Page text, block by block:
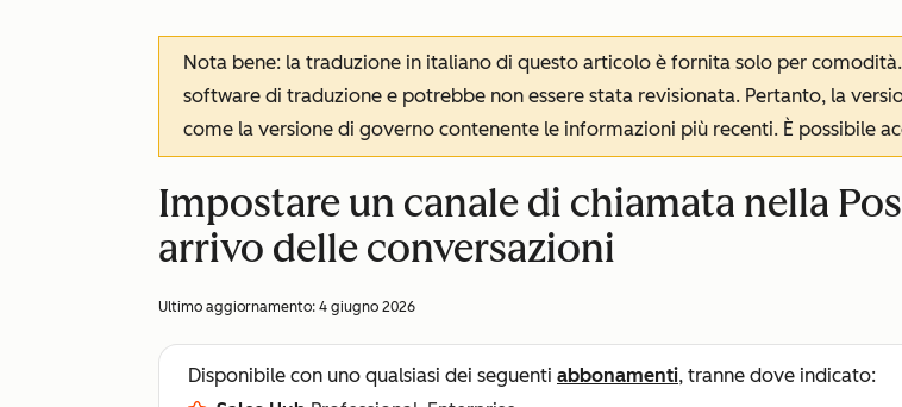
Nota bene: la traduzione in italiano di questo articolo è fornita solo per
software di traduzione e potrebbe non essere stata revisionata. Pertanto, la
come la versione di governo contenente le informazioni più recenti. È possibile
Impostare un canale di chiamata nella
arrivo delle conversazioni
Ultimo aggiornamento: 4 giugno 2026
Disponibile con uno qualsiasi dei seguenti abbonamenti, tranne dove indicato: